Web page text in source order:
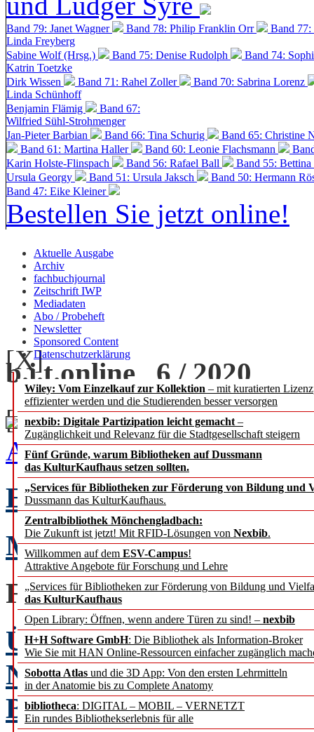
Band 79: Janet Wagner Band 78: Philip Franklin Orr
Band
Linda Freyberg
Sabine Wolf (Hrsg.)
Band 75: Denise Rudolph
Band 74:
Katrin Toetzke
Dirk Wissen
Band 71: Rahel Zoller
Band 70: Sabrina Lorenz
Linda Schünhoff
Benjamin Flämig
Band 67:
Wilfried Sühl-Strohmenger
Jan-Pieter Barbian
Band 66: Tina Schurig
Band 65: Christine
Band 61: Martina Haller
Band 60: Leonie Flachsmann
Karin Holste-Flinspach
Band 56: Rafael Ball
Band 55:
Ursula Georgy
Band 51: Ursula Jaksch Band 50: Hermann
Band 47: Eike Kleiner
Bestellen Sie jetzt online!
Aktuelle Ausgabe
Archiv
fachbuchjournal
Zeitschrift IWP
Mediadaten
Abo / Probeheft
Newsletter
Sponsored Content
Datenschutzerklärung
Wiley: Vom Einzelkauf zur Kollektion – mit kuratierten
effizienter werden und die Studierenden besser versorgen
nexbib: Digitale Partizipation leicht gemacht –
Zugänglichkeit und Relevanz für die Stadtgesellschaft steigern
Fünf Gründe, warum Bibliotheken auf Dussmann
das KulturKaufhaus setzen sollten.
„Services für Bibliotheken zur Förderung von Bildung und
Dussmann das KulturKaufhaus.
Zentralbibliothek Mönchengladbach:
Die Zukunft ist jetzt! Mit RFID-Lösungen von Nexbib.
Willkommen auf dem ESV-Campus!
Attraktive Angebote für Forschung und Lehre
„Services für Bibliotheken zur Förderung von Bildung und
das KulturKaufhaus
Open Library: Öffnen, wenn andere Türen zu sind! – nexbib
H+H Software GmbH: Die Bibliothek als Information-Broker
Wie Sie mit HAN Online-Ressourcen einfacher zugänglich
Sobotta Atlas und die 3D App: Von den ersten Lehrmitteln
in der Anatomie bis zu Complete Anatomy
bibliotheca: DIGITAL – MOBIL – VERNETZT
Ein rundes Bibliothekserlebnis für alle
b.i.t.online 6 / 2020
[+] zoom
[X]
Ausgabe 6 / 2020 als PDF
EDITORIAL
Märkte – Messen –
FACHBEITRÄGE
Überlegungen zur
Bibliotheken Michael